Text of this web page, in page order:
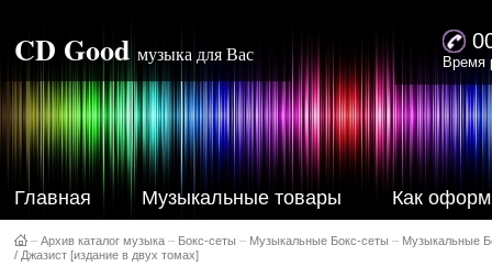
CD Good музыка для Вас Время
Главная Музыкальные товары Как
– Архив каталог музыка – Бокс-сеты – Музыкальные Бокс-сеты – Музыкальные
/ Джазист [издание в двух томах]